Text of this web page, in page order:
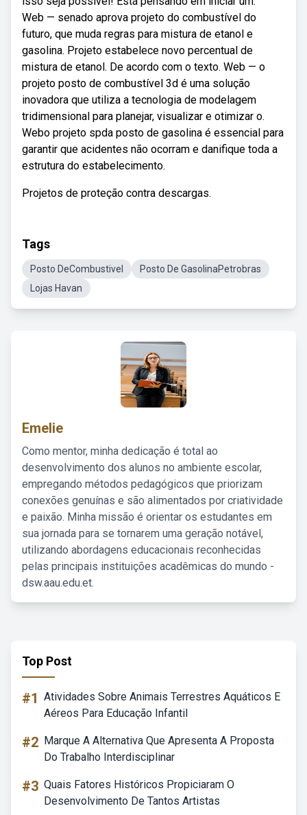
Web — senado aprova projeto do combustível do
futuro, que muda regras para mistura de etanol e
gasolina. Projeto estabelece novo percentual de
mistura de etanol. De acordo com o texto. Web — o
projeto posto de combustível 3d é uma solução
inovadora que utiliza a tecnologia de modelagem
tridimensional para planejar, visualizar e otimizar o.
Webo projeto spda posto de gasolina é essencial para
garantir que acidentes não ocorram e danifique toda a
estrutura do estabelecimento.
Projetos de proteção contra descargas.
Tags
Posto DeCombustivel
Posto De GasolinaPetrobras
Lojas Havan
Emelie
Como mentor, minha dedicação é total ao
desenvolvimento dos alunos no ambiente escolar,
empregando métodos pedagógicos que priorizam
conexões genuínas e são alimentados por criatividade
e paixão. Minha missão é orientar os estudantes em
sua jornada para se tornarem uma geração notável,
utilizando abordagens educacionais reconhecidas
pelas principais instituições acadêmicas do mundo -
dsw.aau.edu.et.
Top Post
#1 Atividades Sobre Animais Terrestres Aquáticos E
Aéreos Para Educação Infantil
#2 Marque A Alternativa Que Apresenta A Proposta
Do Trabalho Interdisciplinar
#3 Quais Fatores Históricos Propiciaram O
Desenvolvimento De Tantos Artistas